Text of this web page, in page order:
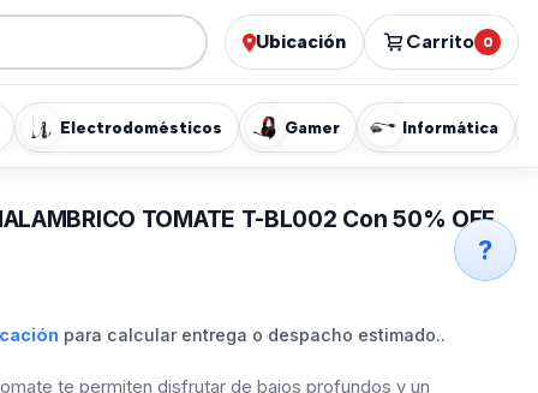
Ubicación Carrito 0
Electrodomésticos Gamer Informática
TOMATE T-BL002 Con 50% OFF
para calcular entrega o despacho estimado..
te permiten disfrutar de bajos profundos y un
?